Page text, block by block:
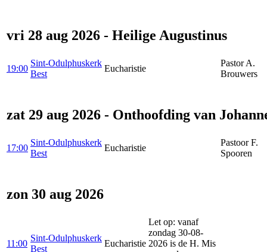
vri 28 aug 2026 - Heilige Augustinus
19:00
Sint-Odulphuskerk
Best
Eucharistie
Pastor A.
Brouwers
zat 29 aug 2026 - Onthoofding van
17:00
Sint-Odulphuskerk
Best
Eucharistie
Pastoor F.
Spooren
zon 30 aug 2026
11:00
Sint-Odulphuskerk
Best
Eucharistie
Let op: vanaf
zondag 30-08-
2026 is de H. Mis